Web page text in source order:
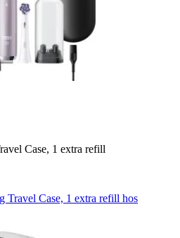
Case, 1 extra refill
Travel Case, 1 extra refill hos